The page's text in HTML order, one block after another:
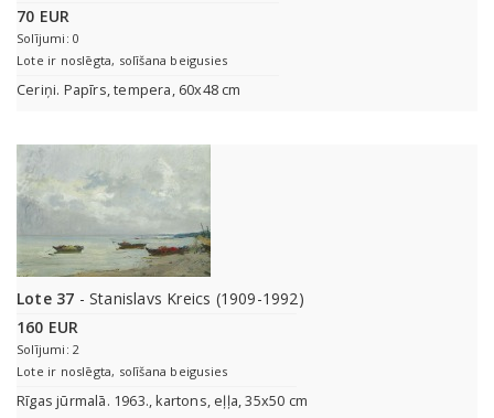
70 EUR
Solījumi: 0
Lote ir noslēgta, solīšana beigusies
Ceriņi. Papīrs, tempera, 60x48 cm
Lote 37 - Stanislavs Kreics (1909-1992)
160 EUR
Solījumi: 2
Lote ir noslēgta, solīšana beigusies
Rīgas jūrmalā. 1963., kartons, eļļa, 35x50 cm